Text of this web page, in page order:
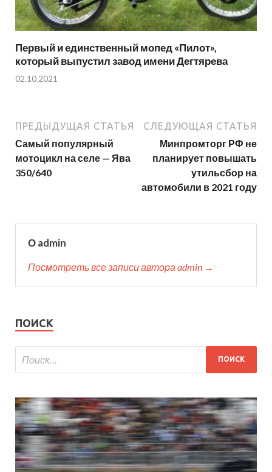
Первый и единственный мопед «Пилот»,
который выпустил завод имени Дегтярева
02.10.2021
ПРЕДЫДУЩАЯ СТАТЬЯ
Самый популярный
мотоцикл на селе — Ява
350/640
СЛЕДУЮЩАЯ СТАТЬЯ
Минпромторг РФ не
планирует повышать
утильсбор на
автомобили в 2021 году
О admin
Посмотреть все записи автора admin →
ПОИСК